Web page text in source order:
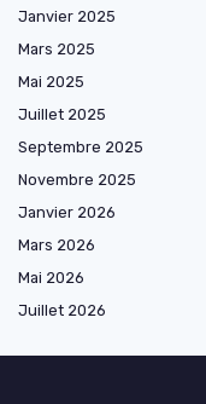
Janvier 2025
Mars 2025
Mai 2025
Juillet 2025
Septembre 2025
Novembre 2025
Janvier 2026
Mars 2026
Mai 2026
Juillet 2026